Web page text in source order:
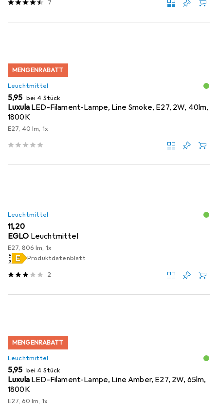
7
MENGENRABATT
Leuchtmittel
EUR
5,95 bei 4 Stück
Luxula LED-Filament-Lampe, Line Smoke, E27, 2W, 40lm,
1800K
E27, 40 lm, 1x
Leuchtmittel
EUR
11,20
EGLO Leuchtmittel
E27, 806 lm, 1x
Produktdatenblatt
2
MENGENRABATT
Leuchtmittel
EUR
5,95 bei 4 Stück
Luxula LED-Filament-Lampe, Line Amber, E27, 2W, 65lm,
1800K
E27, 60 lm, 1x